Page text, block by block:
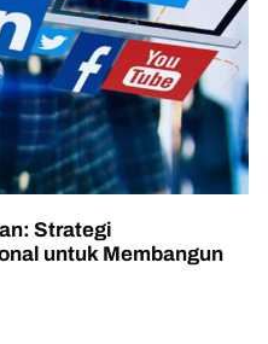
Strategi
untuk Membangun